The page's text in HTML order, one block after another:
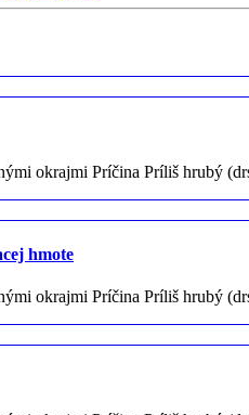
okrajmi Príčina Príliš hrubý
hmote
okrajmi Príčina Príliš hrubý